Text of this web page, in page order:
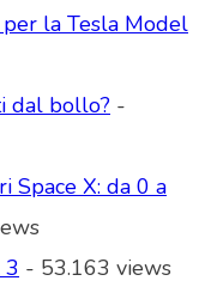
per la Tesla Model
dal bollo? -
Space X: da 0 a
3 - 53.163 views